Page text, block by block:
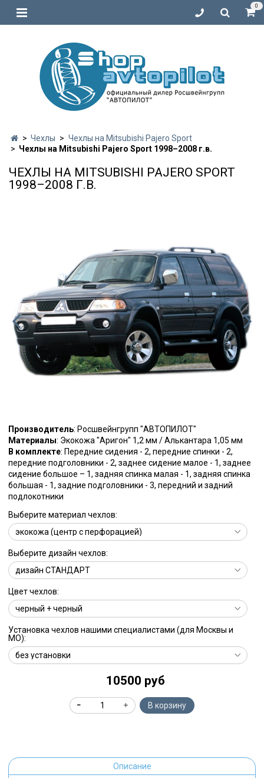
0
Чехлы
Чехлы на Mitsubishi Pajero Sport
Чехлы на Mitsubishi Pajero Sport 1998–2008 г.в.
ЧЕХЛЫ НА MITSUBISHI PAJERO SPORT
1998–2008 Г.В.
Производитель: Росшвейнгрупп "АВТОПИЛОТ"
Материалы: Экокожа "Аригон" 1,2 мм / Алькантара 1,05 мм
В комплекте: Передние сидения - 2, передние спинки - 2,
передние подголовники - 2, заднее сидение малое - 1, заднее
сидение большое – 1, задняя спинка малая - 1, задняя спинка
большая - 1, задние подголовники - 3, передний и задний
подлокотники
Выберите материал чехлов:
Выберите дизайн чехлов:
Цвет чехлов:
Установка чехлов нашими специалистами (для Москвы и
МО):
10500 руб
В корзину
Описание